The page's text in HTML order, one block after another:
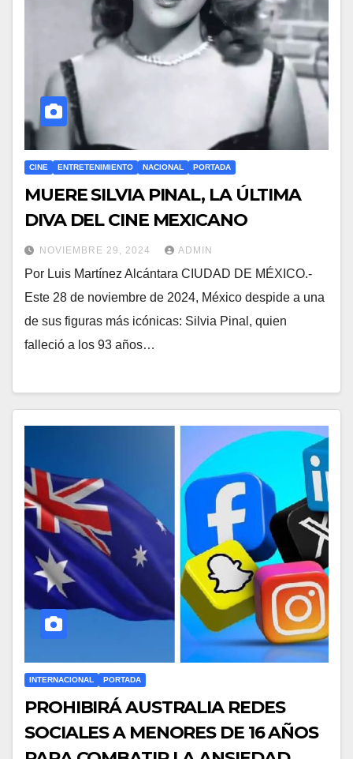
CINE ENTRETENIMIENTO NACIONAL PORTADA
MUERE SILVIA PINAL, LA ÚLTIMA
DIVA DEL CINE MEXICANO
NOVIEMBRE 29, 2024 ADMIN
Por Luis Martínez Alcántara CIUDAD DE MÉXICO.-
Este 28 de noviembre de 2024, México despide a una
de sus figuras más icónicas: Silvia Pinal, quien
falleció a los 93 años…
INTERNACIONAL PORTADA
PROHIBIRÁ AUSTRALIA REDES
SOCIALES A MENORES DE 16 AÑOS